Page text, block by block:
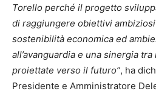
Torello perché il progetto
di raggiungere obiettivi
sostenibilità economica ed
all’avanguardia e una sinergia
proiettate verso il futuro”, ha
Presidente e Amministratore